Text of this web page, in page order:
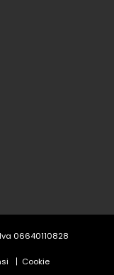
06640110828
Cookie